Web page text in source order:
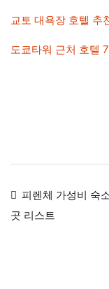
교토 대욕장 호텔 추
도쿄타워 근처 호텔
글
내
피렌체 가성비 숙
곳 리스트